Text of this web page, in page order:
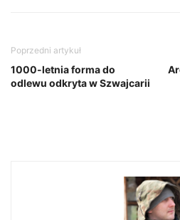
Poprzedni artykuł
1000-letnia forma do
odlewu odkryta w Szwajcarii